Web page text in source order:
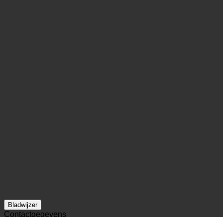
Bladwijzer